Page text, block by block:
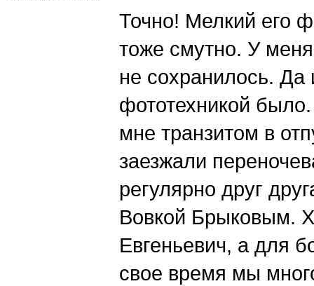
Точно! Мелкий его
тоже смутно. У
не сохранилось. Да
фототехникой
мне транзитом в
заезжали
регулярно друг
Вовкой Брыковым.
Евгеньевич, а для
свое время мы